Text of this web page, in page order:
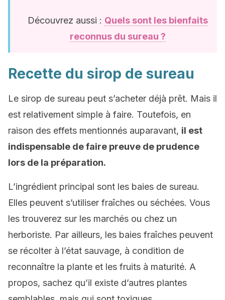
Découvrez aussi : Quels sont les bienfaits
reconnus du sureau ?
Recette du sirop de sureau
Le sirop de sureau peut s’acheter déjà prêt. Mais il
est relativement simple à faire. Toutefois, en
raison des effets mentionnés auparavant, il est
indispensable de faire preuve de prudence
lors de la préparation.
L’ingrédient principal sont les baies de sureau.
Elles peuvent s’utiliser fraîches ou séchées. Vous
les trouverez sur les marchés ou chez un
herboriste. Par ailleurs, les baies fraîches peuvent
se récolter à l’état sauvage, à condition de
reconnaître la plante et les fruits à maturité. A
propos, sachez qu’il existe d’autres plantes